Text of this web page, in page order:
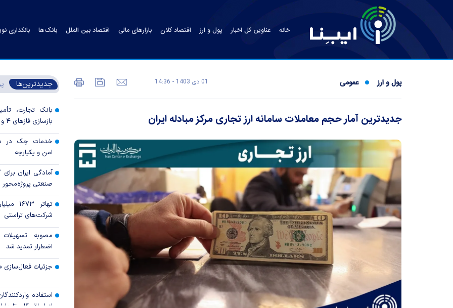
خانه عناوین کل اخبار پول و ارز اقتصاد کلان بازارهای مالی اقتصاد بین الملل بانک‌ها بانکداری
پول و ارز عمومی 01 دی 1403 - 14:36
جدیدترین آمار حجم معاملات سامانه ارز تجاری مرکز مبادله ایران
جدیدترین‌ها
بانک تجارت،
بازسازی فاز‌های ۴ و ۵ پارس جنوبی
خدمات چک در
امن و یکپارچه
آمادگی ایران
صنعتی
تهاتر
شرکت‌های تراستی
مصوبه
اضطرار تمدید شد
جزئیات فعال‌سازی
استفاده